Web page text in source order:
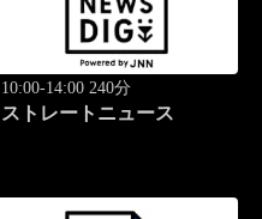
10:00-14:00 240分
ストレートニュース